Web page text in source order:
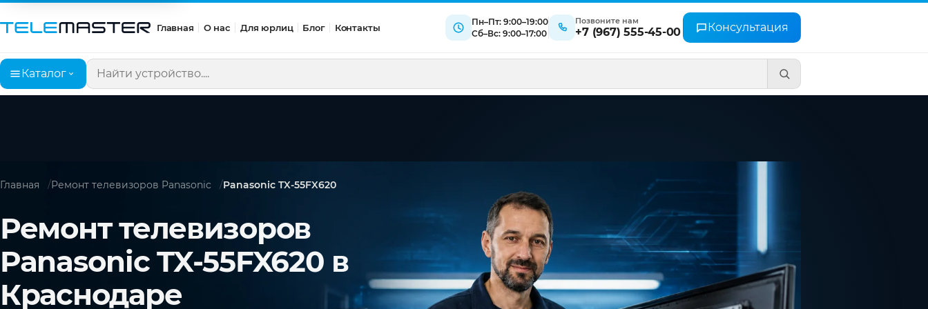
Главная О нас Для юрлиц Блог Контакты
Пн–Пт: 9:00–19:00
Сб–Вс: 9:00–17:00
Позвоните нам
+7 (967) 555-45-00 Консультация
Каталог
Поиск по сайту
Главная Ремонт телевизоров Panasonic Panasonic TX-55FX620
Ремонт телевизоров
Panasonic TX-55FX620 в
Краснодаре